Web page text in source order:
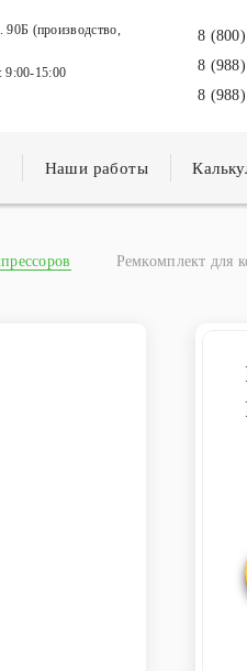
90Б (производство,
9:00-15:00
8
8
8
Наши работы
Ремкомплект для